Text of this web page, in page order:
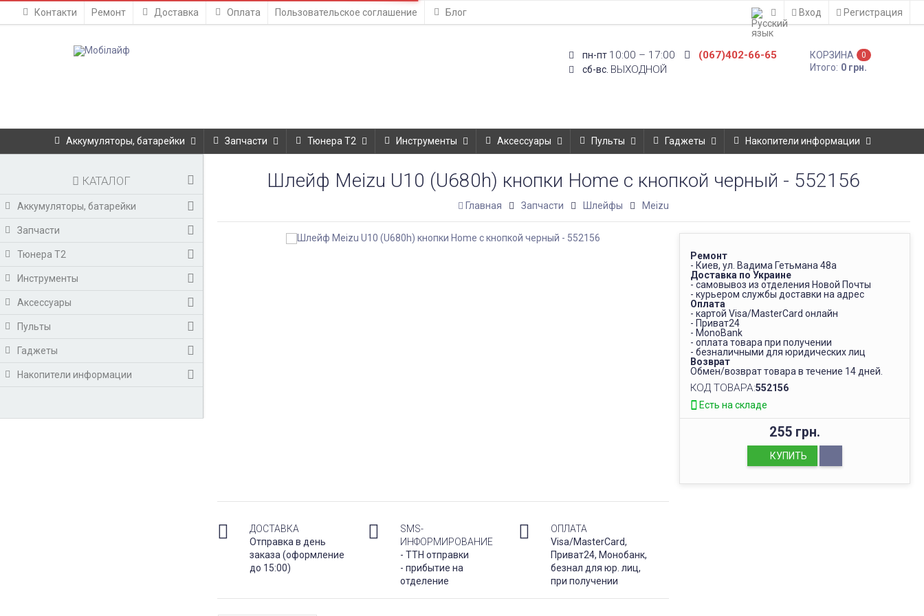
Контакти Ремонт Доставка Оплата Пользовательское соглашение Блог Вход Регистрация
пн-пт 10:00 – 17:00
сб-вс. ВЫХОДНОЙ
(067)402-66-65 КОРЗИНА 0
Итого: 0 грн.
Аккумуляторы, батарейки Запчасти Тюнера T2 Инструменты Аксессуары Пульты Гаджеты Накопители информации
КАТАЛОГ
Аккумуляторы, батарейки
Запчасти
Тюнера T2
Инструменты
Аксессуары
Пульты
Гаджеты
Накопители информации
Шлейф Meizu U10 (U680h) кнопки Home с кнопкой черный - 552156
Главная Запчасти Шлейфы Meizu
Ремонт
- Киев, ул. Вадима Гетьмана 48а
Доставка по Украине
- самовывоз из отделения Новой Почты
- курьером службы доставки на адрес
Оплата
- картой Visa/MasterCard онлайн
- Приват24
- MonoBank
- оплата товара при получении
- безналичными для юридических лиц
Возврат
Обмен/возврат товара в течение 14 дней.
КОД ТОВАРА:552156
Есть на складе
255 грн.
КУПИТЬ
ДОСТАВКА
Отправка в день
заказа (оформление
до 15:00)
SMS-
ИНФОРМИРОВАНИЕ
- ТТН отправки
- прибытие на
отделение
ОПЛАТА
Visa/MasterCard,
Приват24, Монобанк,
безнал для юр. лиц,
при получении